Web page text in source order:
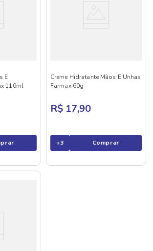
E
110ml
Creme Hidratante Mãos E Unhas
Farmax 60g
R$ 17,90
+3 Comprar